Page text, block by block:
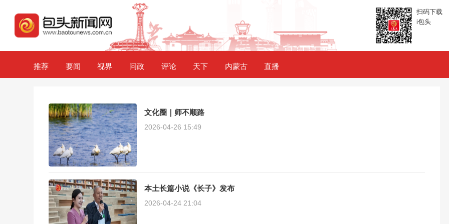
扫码下载
i包头
推荐 要闻 视界 问政 评论 天下 内蒙古 直播
文化圈｜师不顺路
2026-04-26 15:49
本土长篇小说《长子》发布
2026-04-24 21:04